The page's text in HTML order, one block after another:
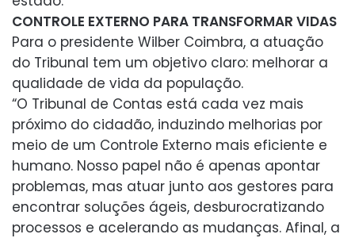
CONTROLE EXTERNO PARA TRANSFORMAR VIDAS
Para o presidente Wilber Coimbra, a atuação
do Tribunal tem um objetivo claro: melhorar a
qualidade de vida da população.
“O Tribunal de Contas está cada vez mais
próximo do cidadão, induzindo melhorias por
meio de um Controle Externo mais eficiente e
humano. Nosso papel não é apenas apontar
problemas, mas atuar junto aos gestores para
encontrar soluções ágeis, desburocratizando
processos e acelerando as mudanças. Afinal, a